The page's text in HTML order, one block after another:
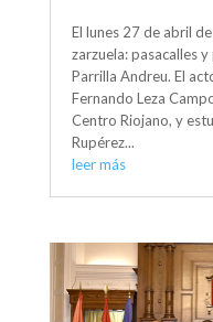
El lunes 27 de abril
zarzuela: pasacalles
Parrilla Andreu. El
Fernando Leza
Centro Riojano, y
Rupérez...
leer más